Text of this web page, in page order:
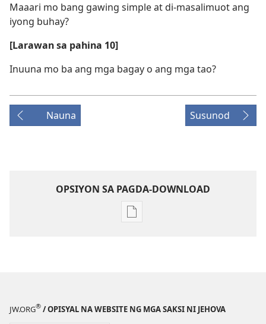
Maaari mo bang gawing simple at di-masalimuot ang
iyong buhay?
[Larawan sa pahina 10]
Inuuna mo ba ang mga bagay o ang mga tao?
Nauna Susunod
OPSIYON SA PAGDA-DOWNLOAD
Opsiyon
MAGASIN
JW.ORG® / OPISYAL NA WEBSITE NG MGA SAKSI NI JEHOVA